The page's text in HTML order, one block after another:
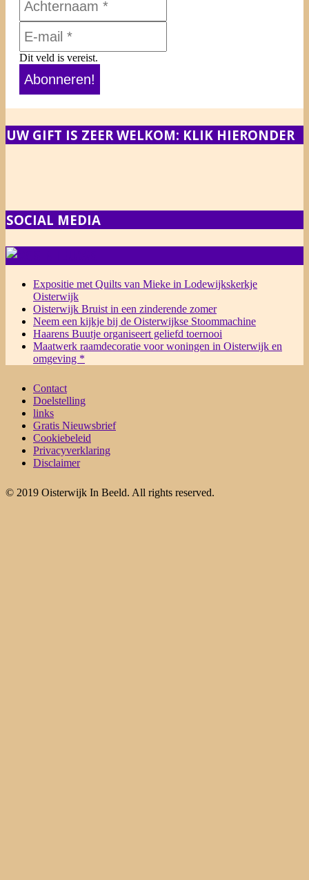
Dit veld is vereist.
UW GIFT IS ZEER WELKOM: KLIK HIERONDER
SOCIAL MEDIA
Expositie met Quilts van Mieke in Lodewijkskerkje
Oisterwijk
Oisterwijk Bruist in een zinderende zomer
Neem een kijkje bij de Oisterwijkse Stoommachine
Haarens Buutje organiseert geliefd toernooi
Maatwerk raamdecoratie voor woningen in Oisterwijk en
omgeving *
Contact
Doelstelling
links
Gratis Nieuwsbrief
Cookiebeleid
Privacyverklaring
Disclaimer
© 2019 Oisterwijk In Beeld. All rights reserved.